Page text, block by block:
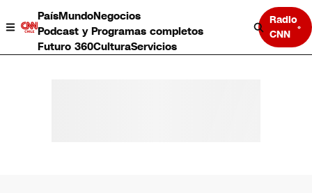
PaísMundoNegocios
Podcast y Programas completos
Futuro 360CulturaServicios
Radio
CNN